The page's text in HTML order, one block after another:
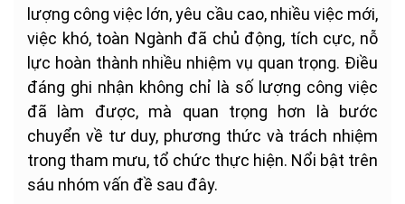
lượng công việc lớn, yêu cầu cao, nhiều việc mới,
việc khó, toàn Ngành đã chủ động, tích cực, nỗ
lực hoàn thành nhiều nhiệm vụ quan trọng. Điều
đáng ghi nhận không chỉ là số lượng công việc
đã làm được, mà quan trọng hơn là bước
chuyển về tư duy, phương thức và trách nhiệm
trong tham mưu, tổ chức thực hiện. Nổi bật trên
sáu nhóm vấn đề sau đây.